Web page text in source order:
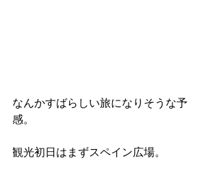
なんかすばらしい旅になりそうな予
感。
観光初日はまずスペイン広場。